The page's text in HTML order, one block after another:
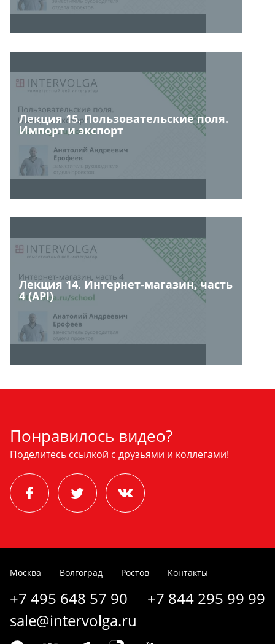
Лекция 15. Пользовательские поля.
Импорт и экспорт
Лекция 14. Интернет-магазин, часть
4 (API)
Понравилось видео?
Поделитесь ссылкой с друзьями и коллегами!
Москва Волгоград Ростов Контакты
+7 495 648 57 90
+7 844 295 99 99
sale@intervolga.ru